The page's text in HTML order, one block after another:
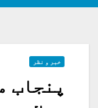
خبر و نظر
پنجاب